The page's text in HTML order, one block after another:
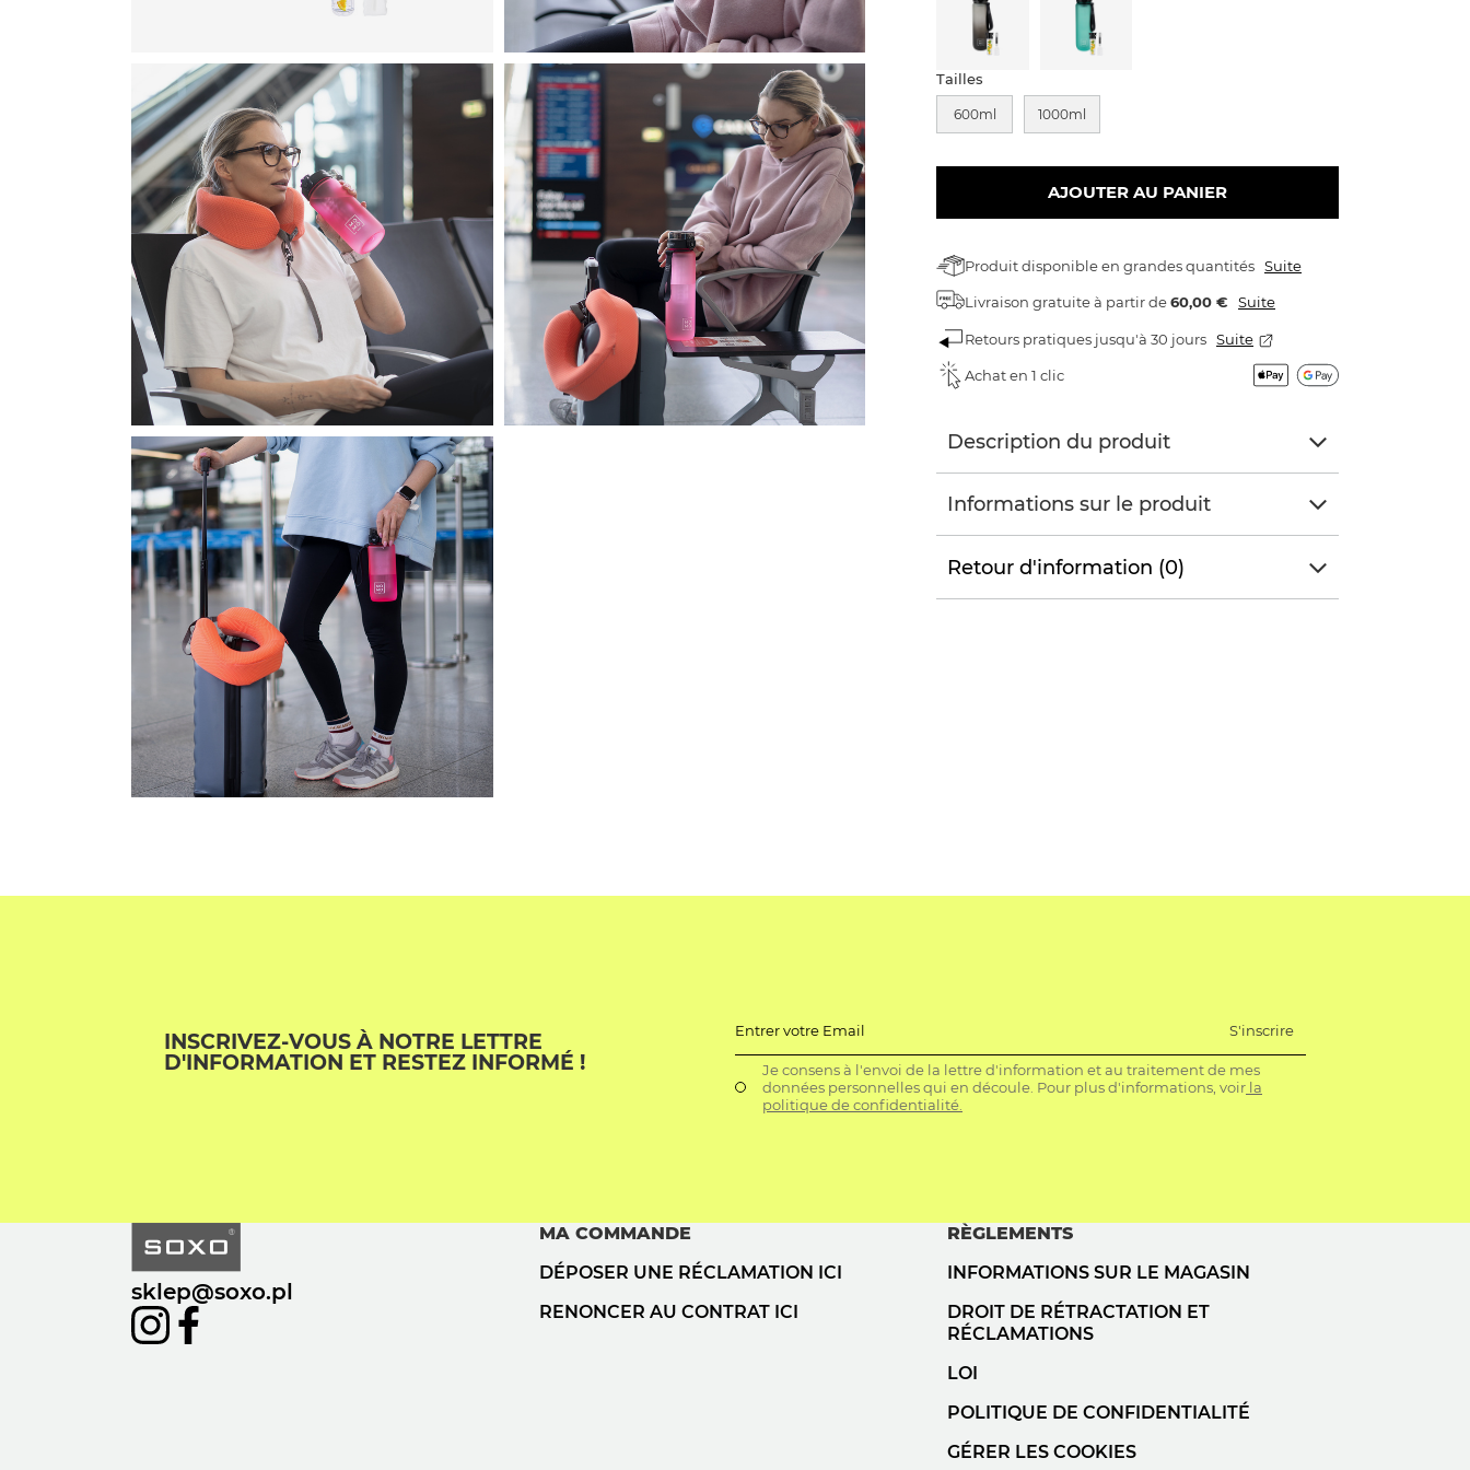
Tailles
600ml 1000ml
AJOUTER AU PANIER
Produit disponible en grandes quantités Suite
Livraison gratuiteà partir de60,00 € Suite
Retours pratiques jusqu'à 30 jours Suite
Achat en 1 clic
Description du produit
Informations sur le produit
Retour d'information (0)
INSCRIVEZ-VOUS À NOTRE LETTRE
D'INFORMATION ET RESTEZ INFORMÉ !
Entrer votre Email S'inscrire
Je consens à l'envoi de la lettre d'information et au traitement de mes
données personnelles qui en découle. Pour plus d'informations, voir la
politique de confidentialité.
sklep@soxo.pl
MA COMMANDE
DÉPOSER UNE RÉCLAMATION ICI
RENONCER AU CONTRAT ICI
RÈGLEMENTS
INFORMATIONS SUR LE MAGASIN
DROIT DE RÉTRACTATION ET
RÉCLAMATIONS
LOI
POLITIQUE DE CONFIDENTIALITÉ
GÉRER LES COOKIES